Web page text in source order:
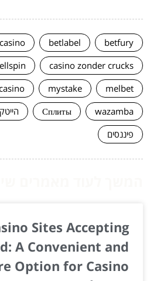
betfury
betlabel
casino
casino zonder crucks
melbet
mystake
wazamba
Сплиты הייטק
פיננסים
Sites Accepting
A Convenient and
Option for Casino